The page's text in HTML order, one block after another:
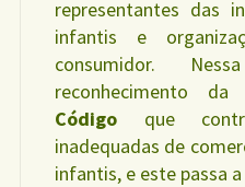
representantes das
infantis e
consumidor.
reconhecimento
Código que
inadequadas de
infantis, e este passa